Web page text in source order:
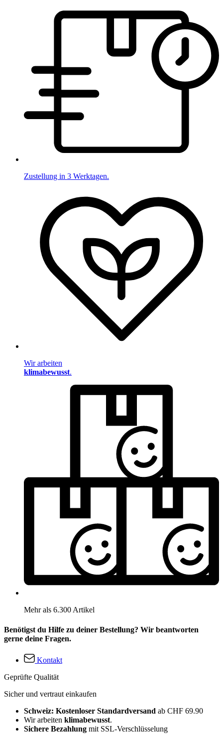
Zustellung in 3 Werktagen.
Wir arbeiten
klimabewusst.
Mehr als 6.300 Artikel
Benötigst du Hilfe zu deiner Bestellung? Wir beantworten
gerne deine Fragen.
Kontakt
Geprüfte Qualität
Sicher und vertraut einkaufen
Schweiz: Kostenloser Standardversand ab CHF 69.90
Wir arbeiten klimabewusst.
Sichere Bezahlung mit SSL-Verschlüsselung